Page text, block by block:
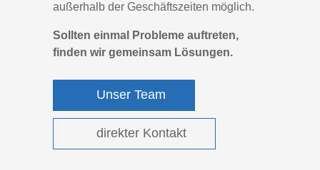
außerhalb der Geschäftszeiten möglich.
Sollten einmal Probleme auftreten,
finden wir gemeinsam Lösungen.
Unser Team
direkter Kontakt